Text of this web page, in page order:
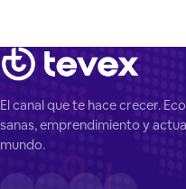
El canal que te hace crecer.
sanas, emprendimiento y
mundo.